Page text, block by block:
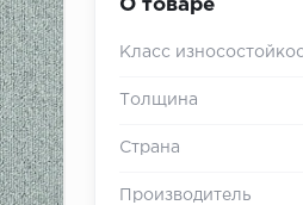
О товаре
Класс
Толщина
Страна
Производитель